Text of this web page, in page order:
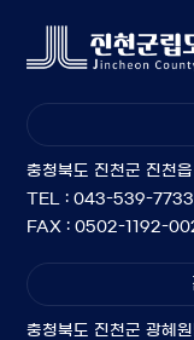
충청북도 진천군 진천
TEL : 043-539-7733
FAX : 0502-1192-
충청북도 진천군 광혜